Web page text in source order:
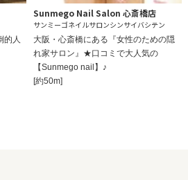
的人
Sunmego Nail Salon 心斎橋店
サンミーゴネイルサロンシンサイバシテン
大阪・心斎橋にある『女性のための隠
れ家サロン』★口コミで大人気の
【Sunmego nail】♪
[約50m]